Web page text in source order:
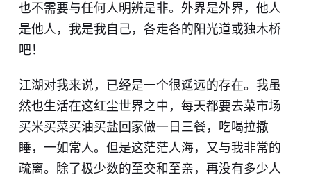
也不需要与任何人明辨是非​。外界是外界，他人
是他人，我是我自己，各走各的阳光道或独木桥
吧！
江湖对我来说，已经是一个很遥远的存在。我虽
然也生活在这红尘世界之中，每天都要去菜市场
买米买菜买油买盐回家做一日三餐，吃喝拉撒
睡，一如常人。但是这茫茫人海，又与我非常的
疏离。除了极少数的至交和至亲，再没有多少人